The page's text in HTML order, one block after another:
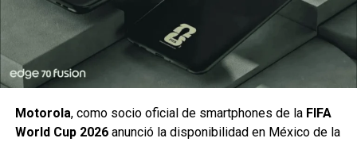
DON'T MISS
Rumbo a Year of the Villain: Wonder Woman
ha caído
Motorola, como socio oficial de smartphones de laFIFA
World Cup 2026 anunció la disponibilidad en México de la